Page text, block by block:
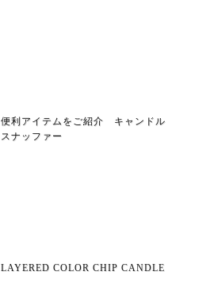
便利アイテムをご紹介 キャンドル
スナッファー
LAYERED COLOR CHIP CANDLE